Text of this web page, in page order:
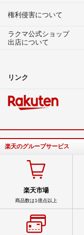
権利侵害について
ラクマ公式ショップ
出店について
リンク
楽天のグループサービス
楽天市場
商品数は1億点以上